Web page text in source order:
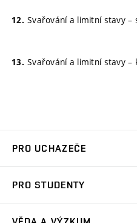
Svařování a limitní stavy –
Svařování a limitní stavy –
PRO UCHAZEČE
Ambasadoři studia
PRO STUDENTY